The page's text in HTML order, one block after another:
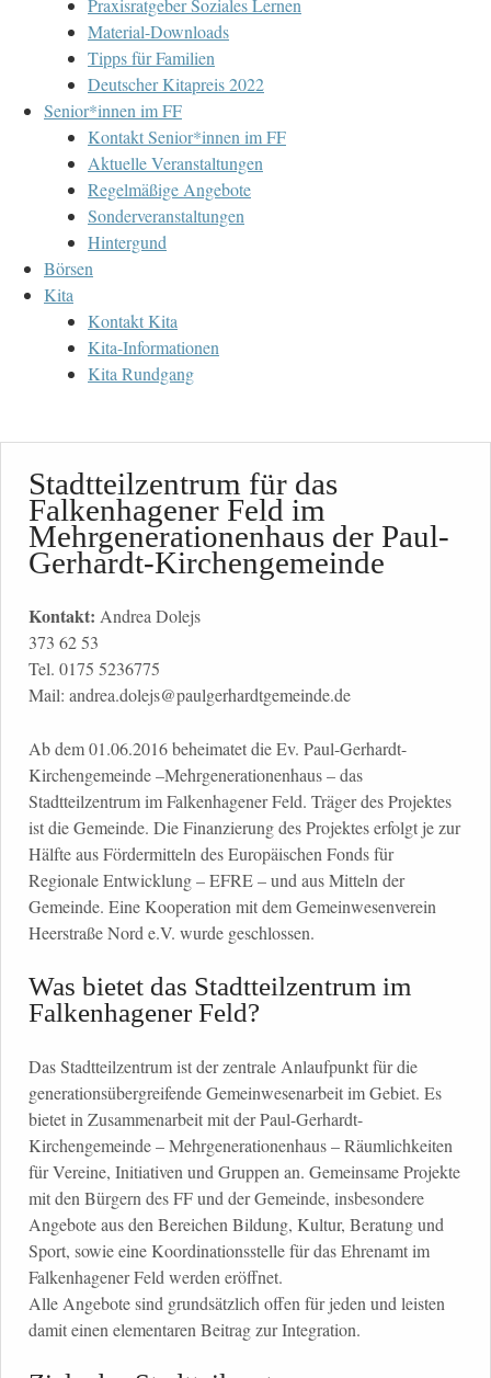
Praxisratgeber Soziales Lernen
Material-Downloads
Tipps für Familien
Deutscher Kitapreis 2022
Senior*innen im FF
Kontakt Senior*innen im FF
Aktuelle Veranstaltungen
Regelmäßige Angebote
Sonderveranstaltungen
Hintergund
Börsen
Kita
Kontakt Kita
Kita-Informationen
Kita Rundgang
Stadtteilzentrum für das
Falkenhagener Feld im
Mehrgenerationenhaus der Paul-
Gerhardt-Kirchengemeinde
Kontakt: Andrea Dolejs
373 62 53
Tel. 0175 5236775
Mail: andrea.dolejs@paulgerhardtgemeinde.de
Ab dem 01.06.2016 beheimatet die Ev. Paul-Gerhardt-
Kirchengemeinde –Mehrgenerationenhaus – das
Stadtteilzentrum im Falkenhagener Feld. Träger des Projektes
ist die Gemeinde. Die Finanzierung des Projektes erfolgt je zur
Hälfte aus Fördermitteln des Europäischen Fonds für
Regionale Entwicklung – EFRE – und aus Mitteln der
Gemeinde. Eine Kooperation mit dem Gemeinwesenverein
Heerstraße Nord e.V. wurde geschlossen.
Was bietet das Stadtteilzentrum im
Falkenhagener Feld?
Das Stadtteilzentrum ist der zentrale Anlaufpunkt für die
generationsübergreifende Gemeinwesenarbeit im Gebiet. Es
bietet in Zusammenarbeit mit der Paul-Gerhardt-
Kirchengemeinde – Mehrgenerationenhaus – Räumlichkeiten
für Vereine, Initiativen und Gruppen an. Gemeinsame Projekte
mit den Bürgern des FF und der Gemeinde, insbesondere
Angebote aus den Bereichen Bildung, Kultur, Beratung und
Sport, sowie eine Koordinationsstelle für das Ehrenamt im
Falkenhagener Feld werden eröffnet.
Alle Angebote sind grundsätzlich offen für jeden und leisten
damit einen elementaren Beitrag zur Integration.